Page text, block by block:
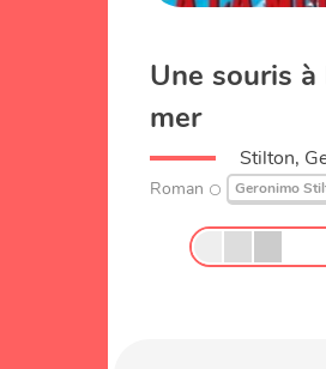
Une souris à
mer
Stilton,
Roman Geronimo